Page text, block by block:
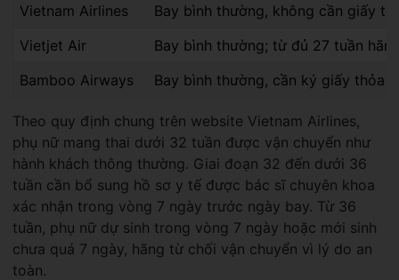
Vietnam Airlines
Bay bình thường, không cần giấy
Vietjet Air
Bay bình thường; từ đủ 27 tuần
Bamboo Airways
Bay bình thường, cần ký giấy thỏa
Theo quy định chung trên website Vietnam Airlines,
phụ nữ mang thai dưới 32 tuần được vận chuyển như
hành khách thông thường. Giai đoạn 32 đến dưới 36
tuần cần bổ sung hồ sơ y tế được bác sĩ chuyên khoa
xác nhận trong vòng 7 ngày trước ngày bay. Từ 36
tuần, phụ nữ dự sinh trong vòng 7 ngày hoặc mới sinh
chưa quá 7 ngày, hãng từ chối vận chuyển vì lý do an
toàn.